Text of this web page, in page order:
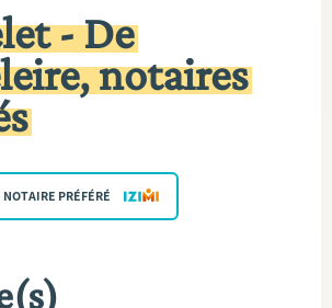
- De
notaires
PRÉFÉRÉ